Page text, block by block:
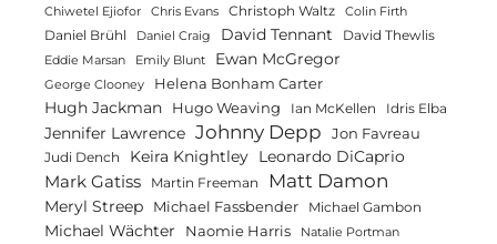
Chiwetel Ejiofor Chris Evans Christoph Waltz Colin Firth
Daniel Brühl Daniel Craig David Tennant David Thewlis
Eddie Marsan Emily Blunt Ewan McGregor
George Clooney Helena Bonham Carter
Hugh Jackman Hugo Weaving Ian McKellen Idris Elba
Jennifer Lawrence Johnny Depp Jon Favreau
Judi Dench Keira Knightley Leonardo DiCaprio
Mark Gatiss Martin Freeman Matt Damon
Meryl Streep Michael Fassbender Michael Gambon
Michael Wächter Naomie Harris Natalie Portman